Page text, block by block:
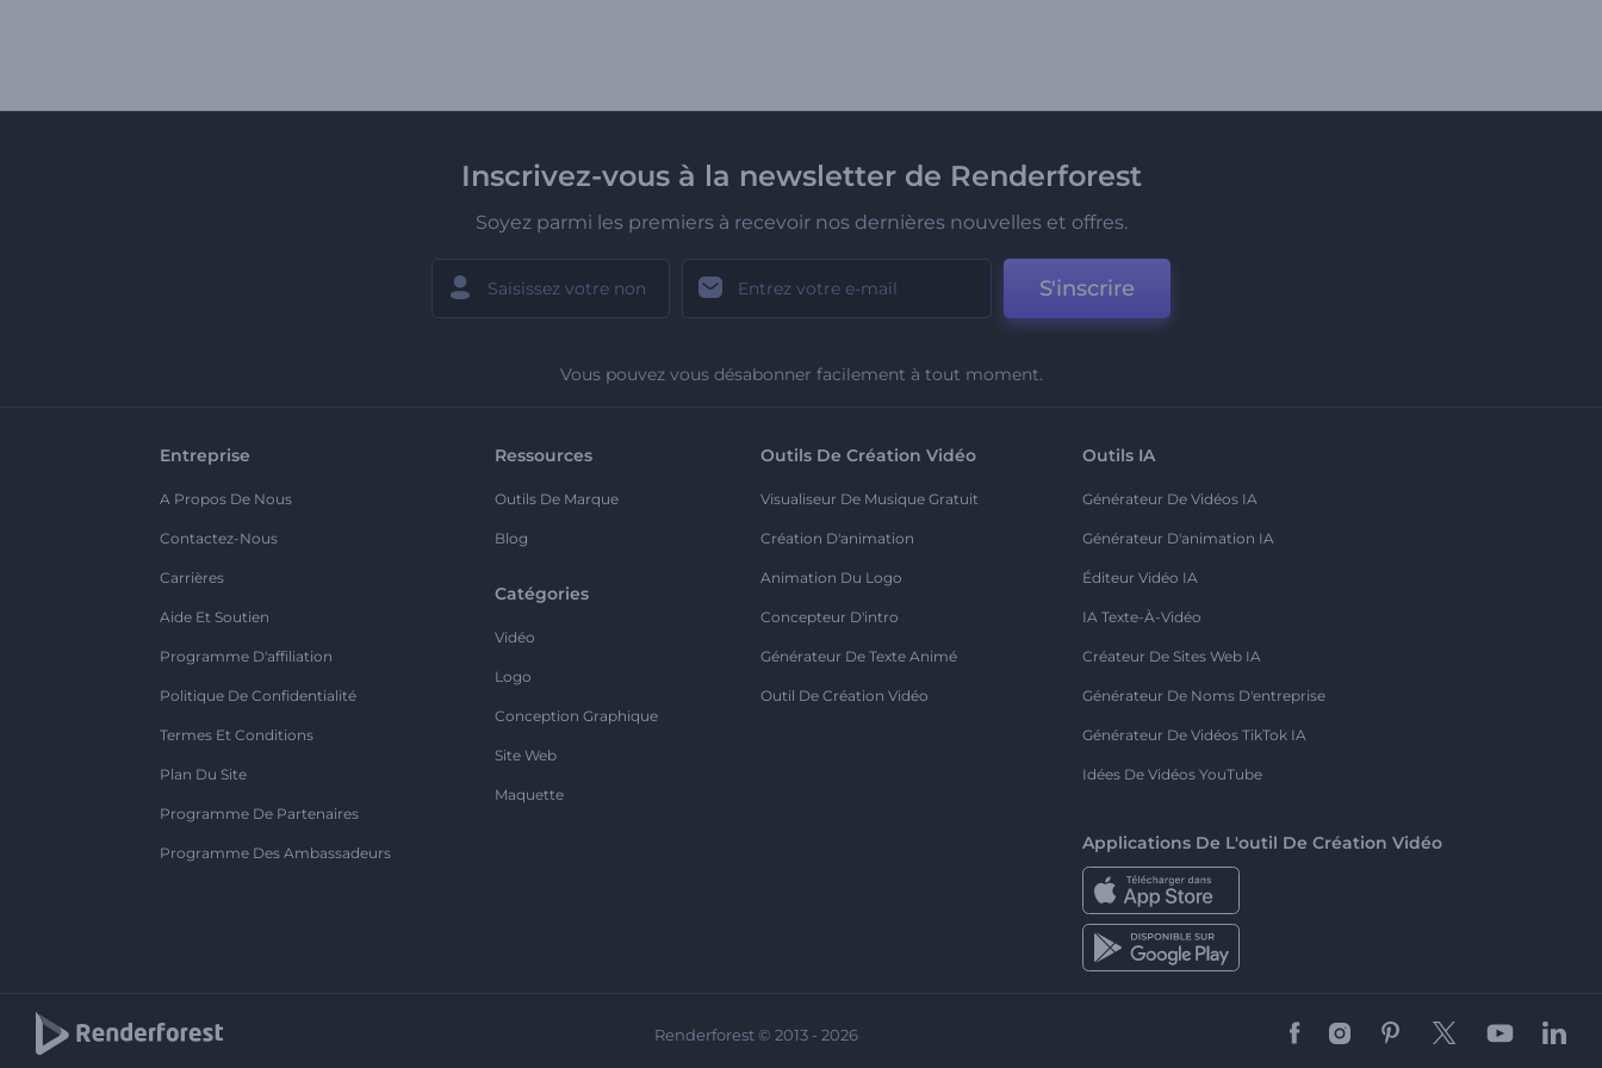
Inscrivez-vous à la newsletter de Renderforest
Soyez parmi les premiers à recevoir nos dernières nouvelles et offres.
S'inscrire
Vous pouvez vous désabonner facilement à tout moment.
Entreprise
A Propos De Nous
Contactez-Nous
Carrières
Aide Et Soutien
Programme D'affiliation
Politique De Confidentialité
Termes Et Conditions
Plan Du Site
Programme De Partenaires
Programme Des Ambassadeurs
Ressources
Outils De Marque
Blog
Catégories
Vidéo
Logo
Conception Graphique
Site Web
Maquette
Outils De Création Vidéo
Visualiseur De Musique Gratuit
Création D'animation
Animation Du Logo
Concepteur D'intro
Générateur De Texte Animé
Outil De Création Vidéo
Outils IA
Générateur De Vidéos IA
Générateur D'animation IA
Éditeur Vidéo IA
IA Texte-À-Vidéo
Créateur De Sites Web IA
Générateur De Noms D'entreprise
Générateur De Vidéos TikTok IA
Idées De Vidéos YouTube
Applications De L'outil De Création Vidéo
Renderforest © 2013 - 2026